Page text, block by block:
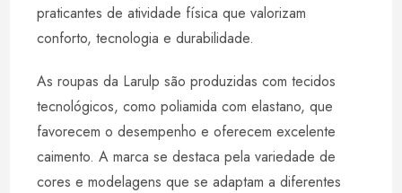
praticantes de atividade física que valorizam
conforto, tecnologia e durabilidade.
As roupas da Larulp são produzidas com tecidos
tecnológicos, como poliamida com elastano, que
favorecem o desempenho e oferecem excelente
caimento. A marca se destaca pela variedade de
cores e modelagens que se adaptam a diferentes